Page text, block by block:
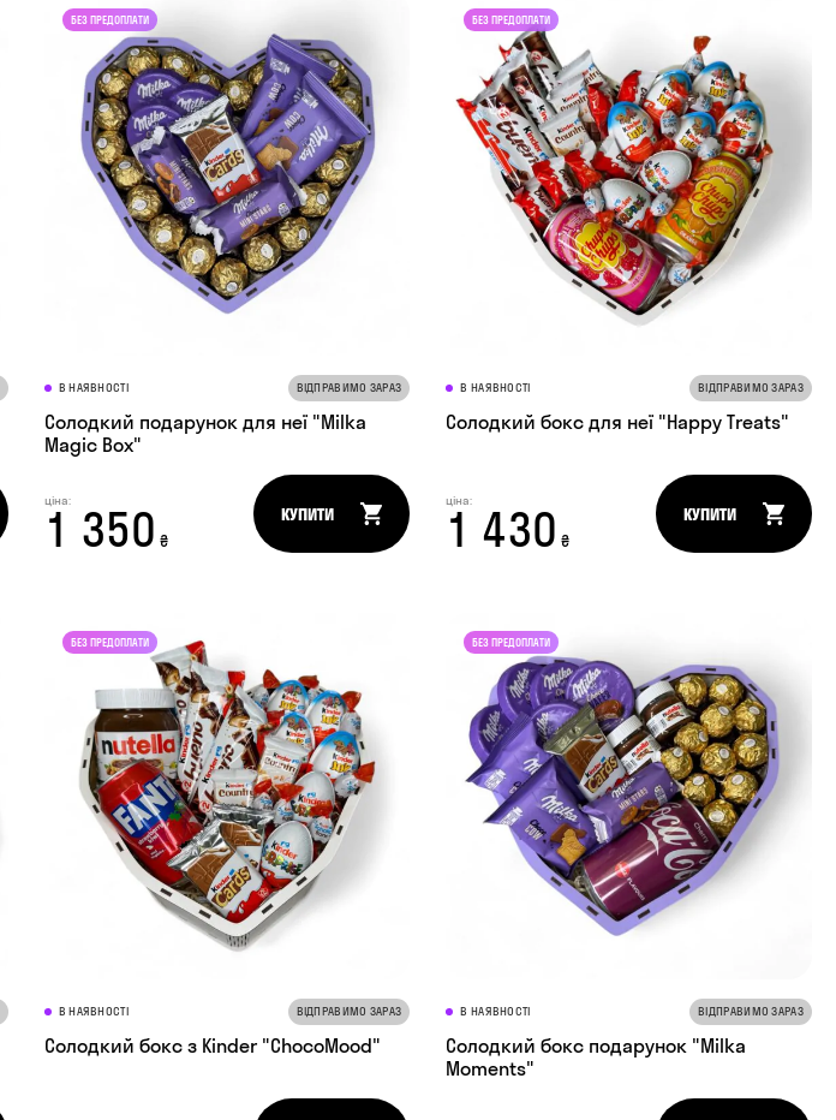
В НАЯВНОСТІ ВІДПРАВИМО ЗАРАЗ
Солодкий подарунок для неї "Milka
Magic Box"
ціна:
1 350 ₴
КУПИТИ
В НАЯВНОСТІ ВІДПРАВИМО ЗАРАЗ
Солодкий бокс для неї "Happy Treats"
ціна:
1 430 ₴
КУПИТИ
В НАЯВНОСТІ ВІДПРАВИМО ЗАРАЗ
Солодкий бокс з Kinder "ChocoMood"
В НАЯВНОСТІ ВІДПРАВИМО ЗАРАЗ
Солодкий бокс подарунок "Milka
Moments"